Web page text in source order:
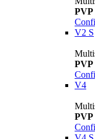
PVP
V2 S
PVP
V4
PVP